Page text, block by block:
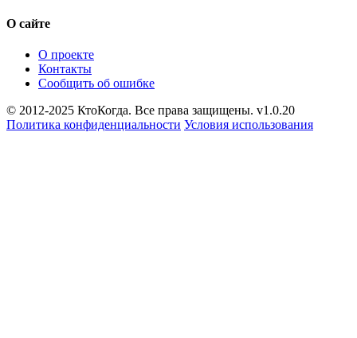
О сайте
О проекте
Контакты
Сообщить об ошибке
© 2012-2025 КтоКогда. Все права защищены. v1.0.20
Политика конфиденциальности Условия использования